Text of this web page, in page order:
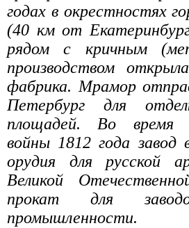
годах в окрестностях
(40 км от
рядом с кричным
производством
фабрика. Мрамор
Петербург для
площадей. Во время
войны 1812 года завод
орудия для русской
Великой
прокат для
промышленности.